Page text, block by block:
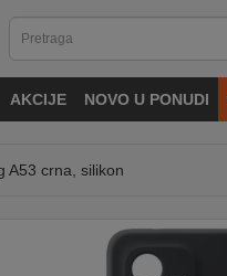
AKCIJE NOVO U PONUDI
A53 crna, silikon